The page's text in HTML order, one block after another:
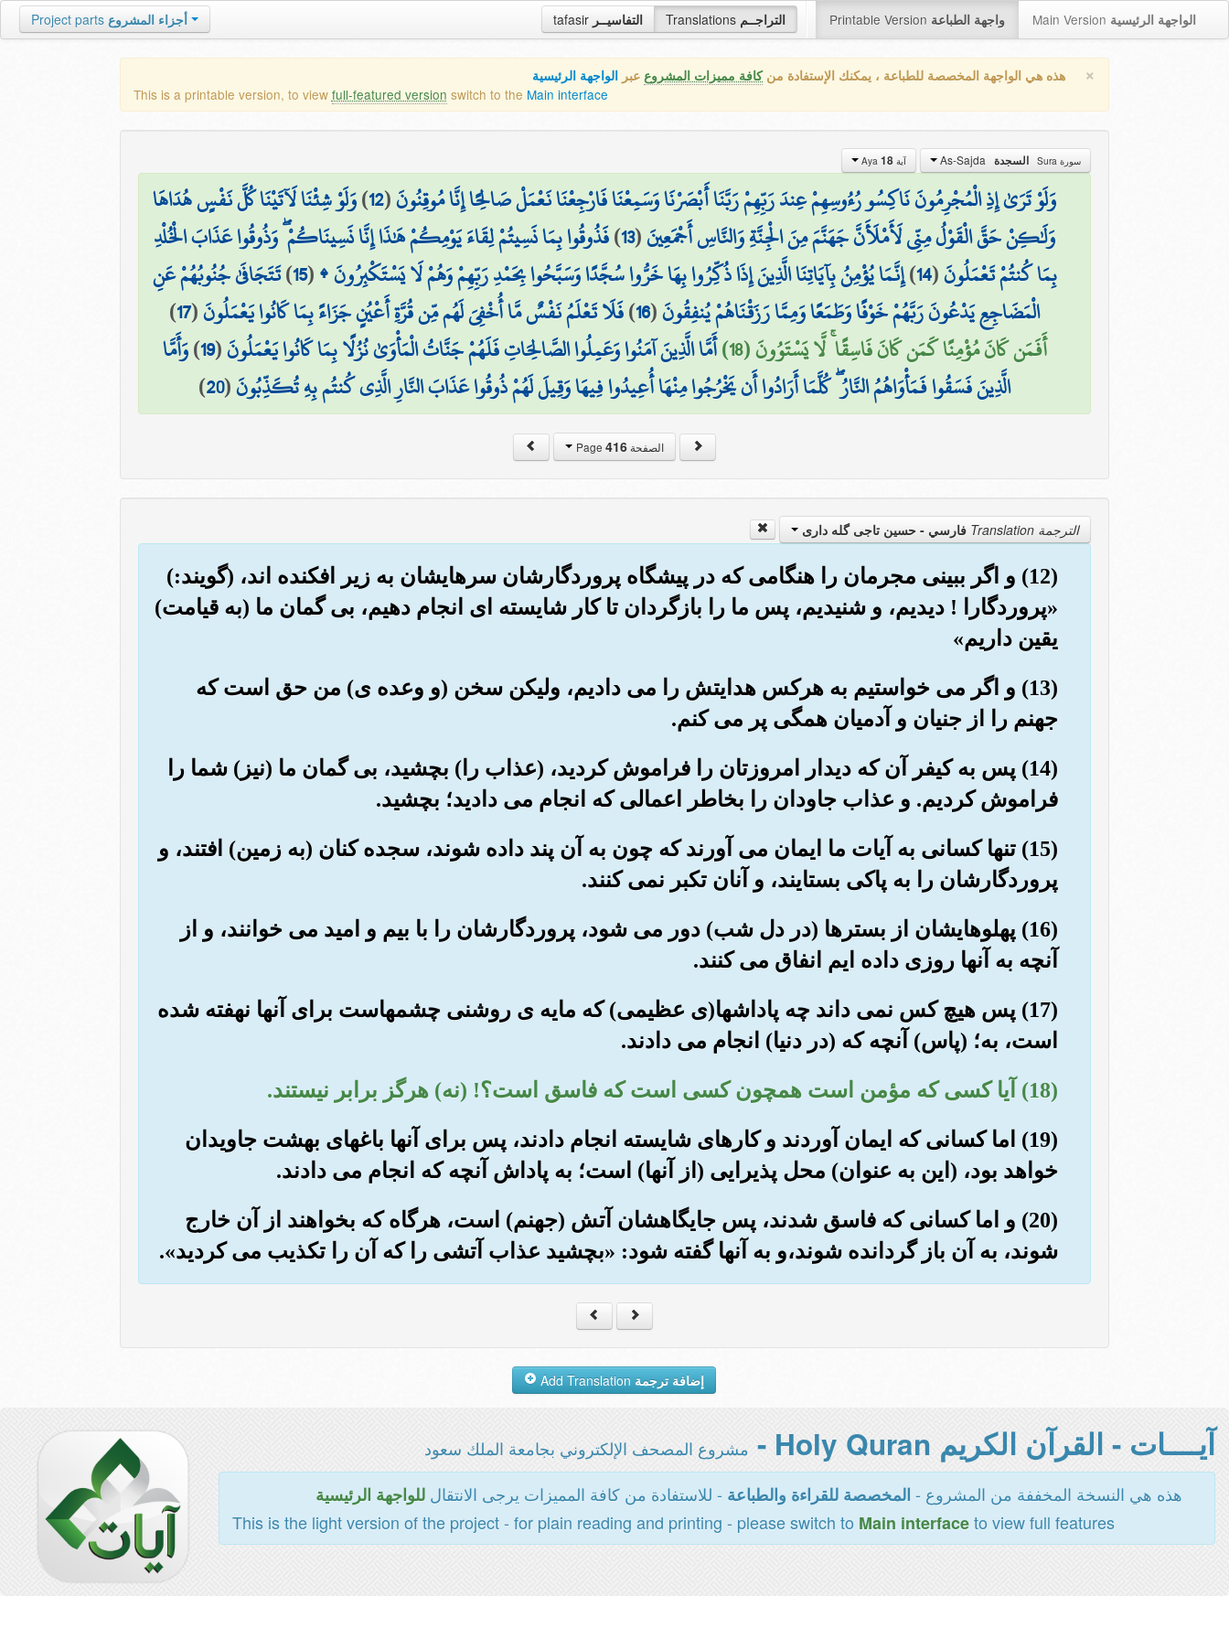
tafasir التفاسيــر Translations التراجــم Printable Version واجهة الطباعة Main Version الواجهة الرئيسية Project parts أجزاء المشروع
× هذه هي الواجهة المخصصة للطباعة ، يمكنك الإستفادة منكافة مميزات المشروع عبر الواجهة الرئيسية
This is a printable version, to view full-featured version switch to the Main interface
سورة Sura السجدة آية Aya 18
وَلَوْ تَرَىٰ إِذِ الْمُجْرِمُونَ نَاكِسُو رُءُوسِهِمْ عِندَ رَبِّهِمْ رَبَّنَا أَبْصَرْنَا وَسَمِعْنَا فَارْجِعْنَا نَعْمَلْ صَالِحًا إِنَّا مُوقِنُونَ(
12
)وَلَوْ شِئْنَا لَآتَيْنَا كُلَّ نَفْسٍ هُدَاهَا
وَلَٰكِنْ حَقَّ الْقَوْلُ مِنِّي لَأَمْلَأَنَّ جَهَنَّمَ مِنَ الْجِنَّةِ وَالنَّاسِ أَجْمَعِينَ(
13
)فَذُوقُوا بِمَا نَسِيتُمْ لِقَاءَ يَوْمِكُمْ هَٰذَا إِنَّا نَسِينَاكُمْ ۖ وَذُوقُوا عَذَابَ الْخُلْدِ
بِمَا كُنتُمْ تَعْمَلُونَ(
14
)إِنَّمَا يُؤْمِنُ بِآيَاتِنَا الَّذِينَ إِذَا ذُكِّرُوا بِهَا خَرُّوا سُجَّدًا وَسَبَّحُوا بِحَمْدِ رَبِّهِمْ وَهُمْ لَا يَسْتَكْبِرُونَ ۩(
15
)تَتَجَافَىٰ جُنُوبُهُمْ عَنِ
الْمَضَاجِعِ يَدْعُونَ رَبَّهُمْ خَوْفًا وَطَمَعًا وَمِمَّا رَزَقْنَاهُمْ يُنفِقُونَ(
16
)فَلَا تَعْلَمُ نَفْسٌ مَّا أُخْفِيَ لَهُم مِّن قُرَّةِ أَعْيُنٍ جَزَاءً بِمَا كَانُوا يَعْمَلُونَ(
17
)
أَفَمَن كَانَ مُؤْمِنًا كَمَن كَانَ فَاسِقًا ۚ لَّا يَسْتَوُونَ (18)
أَمَّا الَّذِينَ آمَنُوا وَعَمِلُوا الصَّالِحَاتِ فَلَهُمْ جَنَّاتُ الْمَأْوَىٰ نُزُلًا بِمَا كَانُوا يَعْمَلُونَ(
19
)وَأَمَّا
الَّذِينَ فَسَقُوا فَمَأْوَاهُمُ النَّارُ ۖ كُلَّمَا أَرَادُوا أَن يَخْرُجُوا مِنْهَا أُعِيدُوا فِيهَا وَقِيلَ لَهُمْ ذُوقُوا عَذَابَ النَّارِ الَّذِي كُنتُم بِهِ تُكَذِّبُونَ(
20
)
الصفحة Page416
الترجمة Translation فارسي - حسین تاجی گله داری
(12) و اگر ببینی مجرمان را هنگامی که در پیشگاه پروردگارشان سرهایشان به زیر افکنده اند، (گویند:)
«پروردگارا ! دیدیم، و شنیدیم، پس ما را بازگردان تا کار شایسته ای انجام دهیم، بی گمان ما (به قیامت)
یقین داریم»
(13) و اگر می خواستیم به هرکس هدایتش را می دادیم، ولیکن سخن (و وعده ی) من حق است که
جهنم را از جنیان و آدمیان همگی پر می کنم.
(14) پس به کیفر آن که دیدار امروزتان را فراموش کردید، (عذاب را) بچشید، بی گمان ما (نیز) شما را
فراموش کردیم. و عذاب جاودان را بخاطر اعمالی که انجام می دادید؛ بچشید.
(15) تنها کسانی به آیات ما ایمان می آورند که چون به آن پند داده شوند، سجده کنان (به زمین) افتند، و
پروردگارشان را به پاکی بستایند، و آنان تکبر نمی کنند.
(16) پهلوهایشان از بسترها (در دل شب) دور می شود، پروردگارشان را با بیم و امید می خوانند، و از
آنچه به آنها روزی داده ایم انفاق می کنند.
(17) پس هیچ کس نمی داند چه پاداشها(ی عظیمی) که مایه ی روشنی چشمهاست برای آنها نهفته شده
است، به؛ (پاس) آنچه که (در دنیا) انجام می دادند.
(18) آیا کسی که مؤمن است همچون کسی است که فاسق است؟! (نه) هرگز برابر نیستند.
(19) اما کسانی که ایمان آوردند و کارهای شایسته انجام دادند، پس برای آنها باغهای بهشت جاویدان
خواهد بود، (این به عنوان) محل پذیرایی (از آنها) است؛ به پاداش آنچه که انجام می دادند.
(20) و اما کسانی که فاسق شدند، پس جایگاهشان آتش (جهنم) است، هرگاه که بخواهند از آن خارج
شوند، به آن باز گردانده شوند،و به آنها گفته شود: «بچشید عذاب آتشی را که آن را تکذیب می کردید».
إضافة ترجمة
آيــــات - القرآن الكريم Holy Quran - مشروع المصحف الإلكتروني بجامعة الملك سعود
هذه هي النسخة المخففة من المشروع - المخصصة للقراءة والطباعة - للاستفادة من كافة المميزات يرجى الانتقالللواجهة الرئيسية
This is the light version of the project - for plain reading and printing - please switch to Main interfaceto view full features